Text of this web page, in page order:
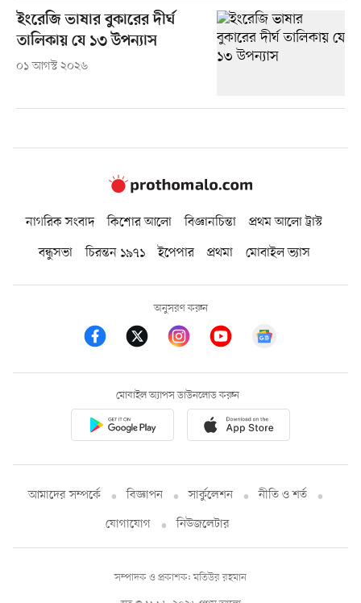
ইংরেজি ভাষার বুকারের দীর্ঘ
তালিকায় যে ১৩ উপন্যাস
০১ আগস্ট ২০২৬
নাগরিক সংবাদ কিশোর আলো বিজ্ঞানচিন্তা
প্রথম আলো ট্রাস্ট
বন্ধুসভা
চিরন্তন ১৯৭১ ইপেপার প্রথমা মোবাইল ভ্যাস
অনুসরণ করুন
মোবাইল অ্যাপস ডাউনলোড করুন
আমাদের সম্পর্কে বিজ্ঞাপন সার্কুলেশন
নীতি ও শর্ত
যোগাযোগ
নিউজলেটার
সম্পাদক ও প্রকাশক: মতিউর রহমান